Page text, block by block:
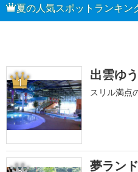
夏の人気スポットランキン
1 出雲ゆ
スリル満点
夢ラン